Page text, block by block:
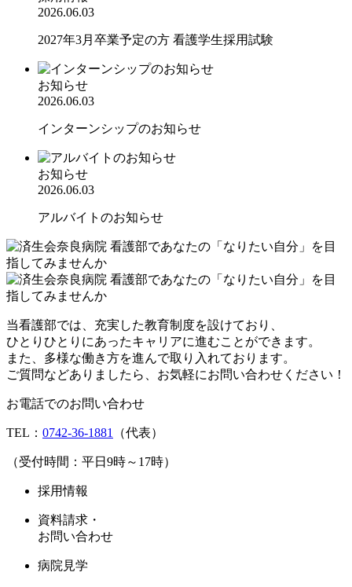
2026.06.03
2027年3月卒業予定の方 看護学生採用試験
お知らせ
2026.06.03
インターンシップのお知らせ
お知らせ
2026.06.03
アルバイトのお知らせ
当看護部では、充実した教育制度を設けており、
ひとりひとりにあったキャリアに進むことができます。
また、多様な働き方を進んで取り入れております。
ご質問などありましたら、お気軽にお問い合わせください！
お電話でのお問い合わせ
TEL： 0742-36-1881 （代表）
（受付時間：平日9時～17時）
採用情報
資料請求・
お問い合わせ
病院見学